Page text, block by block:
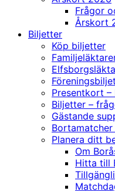
Frågor
Årskort
Biljetter
Köp biljetter
Presentkort –
Biljetter –
Gästande
Planera ditt
Om
Hitta till